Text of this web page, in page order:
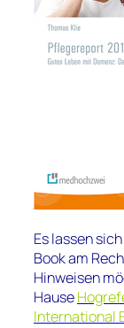
Es lassen
Book am
Hinweisen
Hause
International